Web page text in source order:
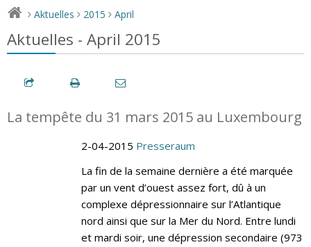
> Aktuelles > 2015 > April
Aktuelles - April 2015
La tempête du 31 mars 2015 au Luxembourg
2-04-2015 Presseraum
La fin de la semaine dernière a été marquée
par un vent d’ouest assez fort, dû à un
complexe dépressionnaire sur l’Atlantique
nord ainsi que sur la Mer du Nord. Entre lundi
et mardi soir, une dépression secondaire (973